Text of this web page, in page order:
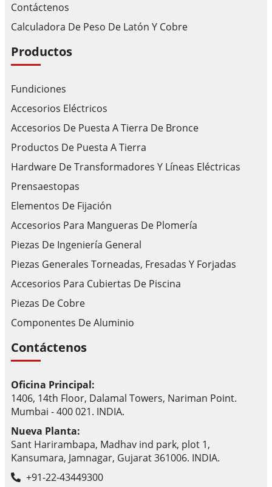
Contáctenos
Calculadora De Peso De Latón Y Cobre
Productos
Fundiciones
Accesorios Eléctricos
Accesorios De Puesta A Tierra De Bronce
Productos De Puesta A Tierra
Hardware De Transformadores Y Líneas Eléctricas
Prensaestopas
Elementos De Fijación
Accesorios Para Mangueras De Plomería
Piezas De Ingeniería General
Piezas Generales Torneadas, Fresadas Y Forjadas
Accesorios Para Cubiertas De Piscina
Piezas De Cobre
Componentes De Aluminio
Contáctenos
Oficina Principal:
1406, 14th Floor, Dalamal Towers, Nariman Point.
Mumbai - 400 021. INDIA.
Nueva Planta:
Sant Harirambapa, Madhav ind park, plot 1,
Kansumara, Jamnagar, Gujarat 361006. INDIA.
+91-22-43449300